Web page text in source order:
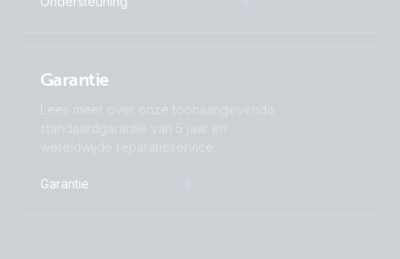
Garantie
Lees meer over onze toonaangevende
standaardgarantie van 5 jaar en
wereldwijde reparatieservice.
Garantie